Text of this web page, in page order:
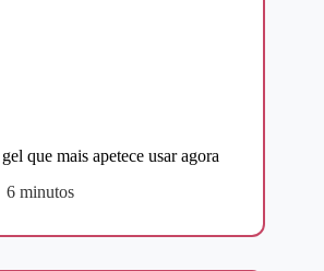
que mais apetece usar agora
6 minutos